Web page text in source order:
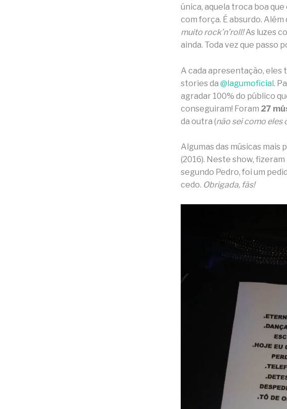
única, aquela troca boa
com força. É absurdo. Além
muito rock’n’roll!As luzes
ainda. Toda vez que passo
A cada apresentação,
stories da @lagumoficial.
agradar 100% do público
conseguiram! Foram 27
da outra (não sei como eles
Algumas das músicas mais
(2016). Neste show, fizeram
segundo Pedro, foi um
cedo. Obrigada, fãs!